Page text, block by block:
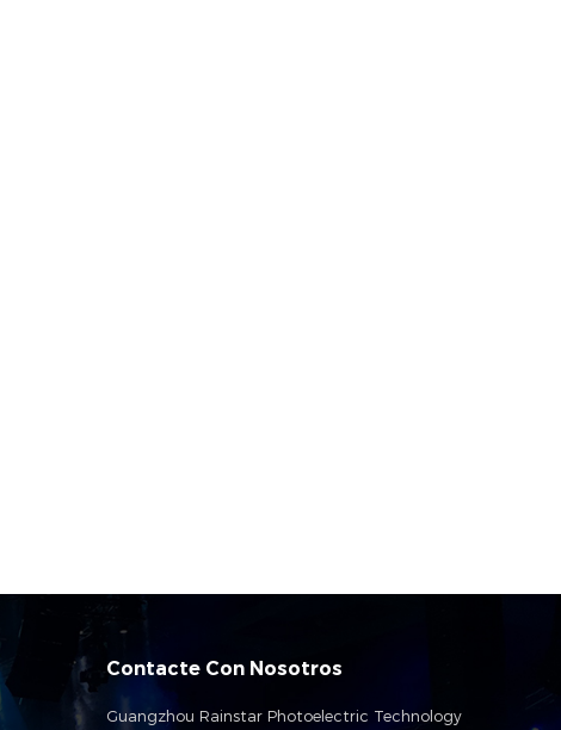
Contacte Con Nosotros
Guangzhou Rainstar Photoelectric Technology